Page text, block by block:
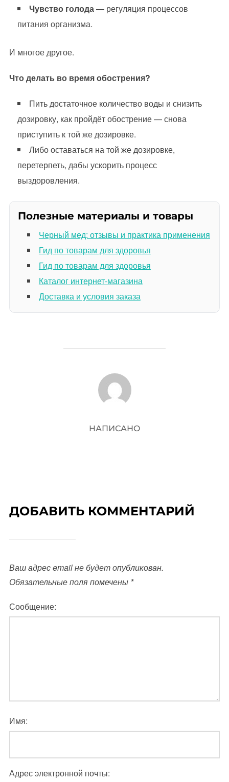
Чувство голода— регуляция процессов
питания организма.
И многое другое.
Что делать во время обострения?
Пить достаточное количество воды и снизить
дозировку, как пройдёт обострение — снова
приступить к той же дозировке.
Либо оставаться на той же дозировке,
перетерпеть, дабы ускорить процесс
выздоровления.
Полезные материалы и товары
Черный мед: отзывы и практика применения
Гид по товарам для здоровья
Гид по товарам для здоровья
Каталог интернет-магазина
Доставка и условия заказа
АВТОР ЗАПИСИ
НАПИСАНО
ДОБАВИТЬ КОММЕНТАРИЙ
Ваш адрес email не будет опубликован.
Обязательные поля помечены *
Сообщение:
Имя:
Адрес электронной почты: